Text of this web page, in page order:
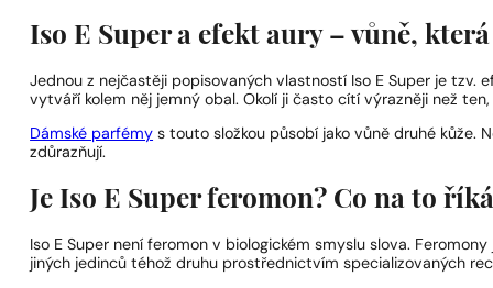
Iso E Super a efekt aury – vůně,
Jednou z nejčastěji popisovaných vlastností Iso E Super je tzv.
vytváří kolem něj jemný obal. Okolí ji často cítí výrazněji než ten,
Dámské parfémy s touto složkou působí jako vůně druhé kůže.
zdůrazňují.
Je Iso E Super feromon? Co na to
Iso E Super není feromon v biologickém smyslu slova.
jiných jedinců téhož druhu prostřednictvím specializovaných